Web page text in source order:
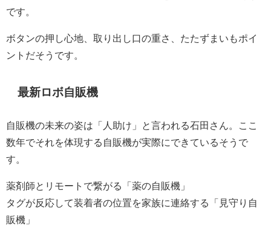
です。
ボタンの押し心地、取り出し口の重さ、たたずまいもポイ
ントだそうです。
最新ロボ自販機
自販機の未来の姿は「人助け」と言われる石田さん。ここ
数年でそれを体現する自販機が実際にできているそうで
す。
薬剤師とリモートで繋がる「薬の自販機」
タグが反応して装着者の位置を家族に連絡する「見守り自
販機」